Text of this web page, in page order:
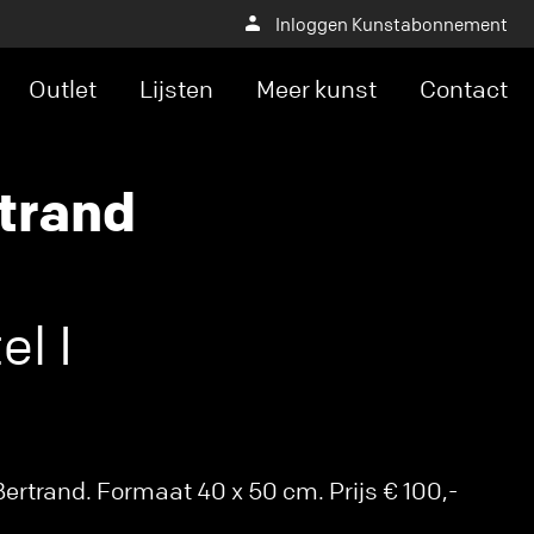
Inloggen Kunstabonnement
Outlet Lijsten Meer kunst Contact
I
Formaat 40 x 50 cm. Prijs € 100,-